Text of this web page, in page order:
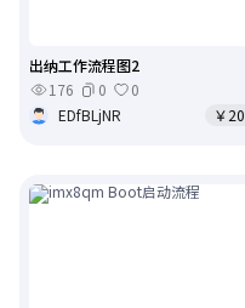
出纳工作流程图2
176
0
0
EDfBLjNR
￥20